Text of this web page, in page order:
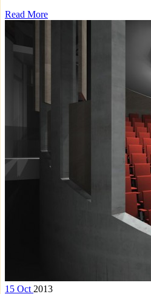
Read More
15 Oct 2013